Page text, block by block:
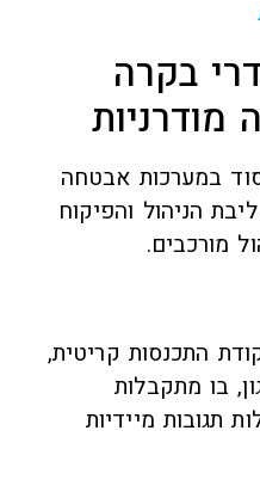
בקרה
במערכות אבטחה
הניהול והפיקוח
מורכבים.
התכנסות קריטית,
בו מתקבלות
תגובות מיידיות